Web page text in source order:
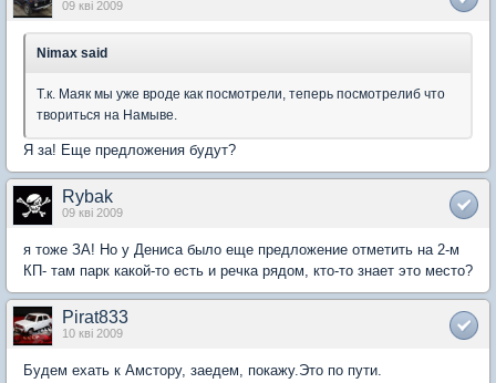
09 кві 2009
Nimax said
Т.к. Маяк мы уже вроде как посмотрели, теперь посмотрелиб что
твориться на Намыве.
Я за! Еще предложения будут?
Rybak
09 кві 2009
я тоже ЗА! Но у Дениса было еще предложение отметить на 2-м
КП- там парк какой-то есть и речка рядом, кто-то знает это место?
Pirat833
10 кві 2009
Будем ехать к Амстору, заедем, покажу.Это по пути.